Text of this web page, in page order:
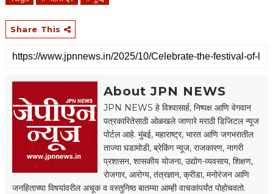
Share This
About JPN NEWS
JPN NEWS हे विश्वासार्ह, निष्पक्ष आणि वेगवान
पत्रकारितेसाठी ओळखले जाणारे मराठी डिजिटल न्यूज
पोर्टल आहे. मुंबई, महाराष्ट्र, भारत आणि जगभरातील
ताज्या घडामोडी, ब्रेकिंग न्यूज, राजकारण, नागरी
प्रशासन, शासकीय योजना, उद्योग-व्यवसाय, शिक्षण,
रोजगार, आरोग्य, तंत्रज्ञान, क्रीडा, मनोरंजन आणि
जनहिताच्या विषयांवरील अचूक व वस्तुनिष्ठ बातम्या आम्ही वाचकांपर्यंत पोहोचवतो.